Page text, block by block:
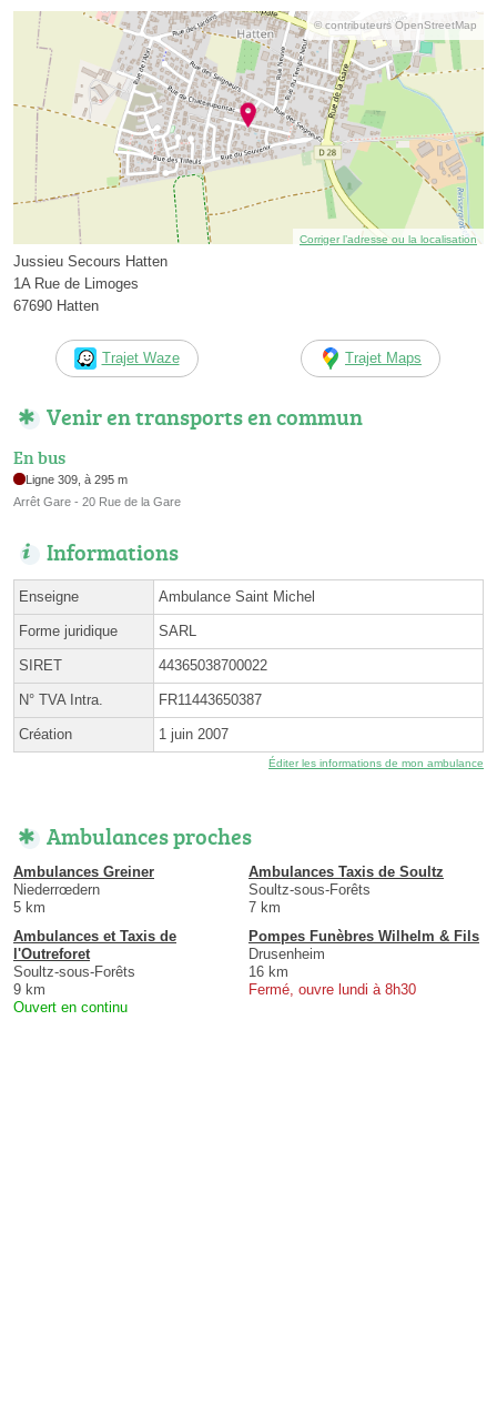
© contributeurs OpenStreetMap
Corriger l’adresse ou la localisation
Jussieu Secours Hatten
1A Rue de Limoges
67690 Hatten
Trajet Waze Trajet Maps
Venir en transports en commun
En bus
Ligne 309, à 295 m
Arrêt Gare - 20 Rue de la Gare
Informations
Enseigne Ambulance Saint Michel
Forme juridique SARL
SIRET 44365038700022
N° TVA Intra. FR11443650387
Création 1 juin 2007
Éditer les informations de mon ambulance
Ambulances proches
Ambulances Greiner
Niederrœdern
5 km
Ambulances Taxis de Soultz
Soultz-sous-Forêts
7 km
Ambulances et Taxis de
l'Outreforet
Soultz-sous-Forêts
9 km
Ouvert en continu
Pompes Funèbres Wilhelm & Fils
Drusenheim
16 km
Fermé, ouvre lundi à 8h30